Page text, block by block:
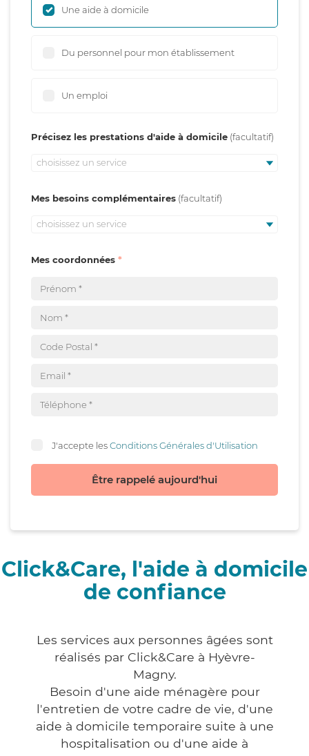
Une aide à domicile
Du personnel pour mon établissement
Un emploi
Précisez les prestations d'aide à domicile
choisissez un service
Mes besoins complémentaires
choisissez un service
Mes coordonnées
J'accepte lesConditions Générales d'Utilisation
Être rappelé aujourd'hui
Click&Care, l'aide à domicile
de confiance
Les services aux personnes âgées sont
réalisés par Click&Care à Hyèvre-
Magny.
Besoin d'une aide ménagère pour
l'entretien de votre cadre de vie, d'une
aide à domicile temporaire suite à une
hospitalisation ou d'une aide à